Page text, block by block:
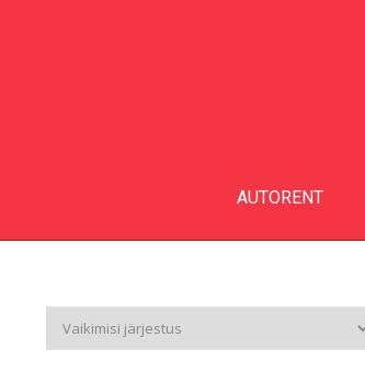
AUTORENT